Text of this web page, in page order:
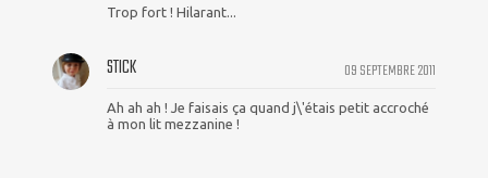
Trop fort ! Hilarant...
09 SEPTEMBRE 2011
STICK
Ah ah ah ! Je faisais ça quand j\'étais petit accroché
à mon lit mezzanine !